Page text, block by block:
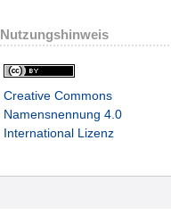
Nutzungshinweis
Creative Commons
Namensnennung 4.0
International Lizenz